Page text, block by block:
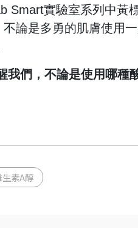
Smart實驗室系列中黃
論是多勇的肌膚使用
我們，不論是使用哪種
生素A醇